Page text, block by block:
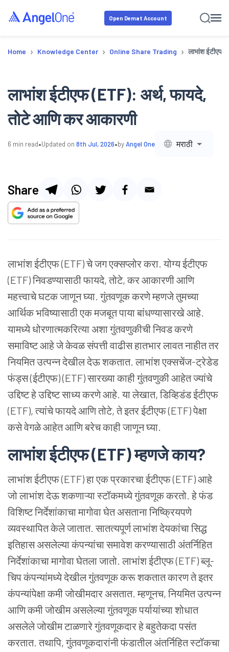
Open Demat Account
Home › Knowledge Center › Online Share Trading › लाभांश ईटीएफ
लाभांश ईटीएफ (ETF): अर्थ, फायदे,
तोटे आणि कर आकारणी
6 min read•Updated on 8th Jul, 2026•byAngel One मराठी
Share
लाभांशईटीएफ (ETF) चेजगएक्सप्लोरकरा. योग्यईटीएफ
(ETF) निवडण्यासाठीफायदे, तोटे, करआकारणीआणि
महत्त्वाचेघटकजाणूनघ्या. गुंतवणूककरणेम्हणजेतुमच्या
आर्थिकभविष्यासाठीएकमजबूतपायाबांधण्यासारखेआहे.
यामध्ये धोरणात्मकरित्याअशागुंतवणुकीचीनिवडकरणे
समाविष्टआहेजेकेवळसंपत्तीवाढीसहातभारलावतनाहीततर
नियमितउत्पन्नदेखीलदेऊशकतात. लाभांशएक्सचेंज-ट्रेडेड
फंड्स (ईटीएफ) (ETF)सारख्याकाहीगुंतवणुकीआहेतज्यांचे
उद्दिष्टहेउद्दिष्टसाध्यकरणेआहे. यालेखात, डिव्हिडंडईटीएफ
(ETF), त्यांचेफायदेआणितोटे, तेइतरईटीएफ (ETF) पेक्षा
कसेवेगळेआहेतआणिबरेचकाहीजाणूनघ्या.
लाभांशईटीएफ (ETF) म्हणजेकाय?
लाभांशईटीएफ (ETF) हाएकप्रकारचाईटीएफ (ETF) आहे
जोलाभांशदेऊशकणाऱ्यास्टॉकमध्येगुंतवणूककरतो. हेफंड
विशिष्टनिर्देशांकाचामागोवाघेतअसतानानिष्क्रियपणे
व्यवस्थापितकेलेजातात. सातत्यपूर्णलाभांशदेयकांचासिद्ध
इतिहासअसलेल्याकंपन्यांचासमावेशकरण्यासाठीअंतर्निहित
निर्देशांकाचामागोवाघेतलाजातो. लाभांशईटीएफ (ETF) ब्लू-
चिपकंपन्यांमध्येदेखीलगुंतवणूककरूशकतातकारणतेइतर
कंपन्यांपेक्षाकमीजोखीमदारअसतात. म्हणूनच, नियमितउत्पन्न
आणिकमीजोखीमअसलेल्यागुंतवणूकपर्यायांच्याशोधात
असलेलेजोखीमटाळणारेगुंतवणूकदारहेबहुतेकदापसंत
करतात. तथापि, गुंतवणूकदारांनीफंडातीलअंतर्निहितस्टॉकचा